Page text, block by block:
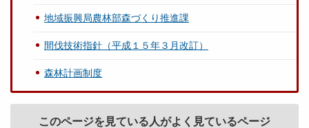
地域振興局農林部森づくり推進課
間伐技術指針（平成１５年３月改訂）
森林計画制度
このページを見ている人がよく見ているページ